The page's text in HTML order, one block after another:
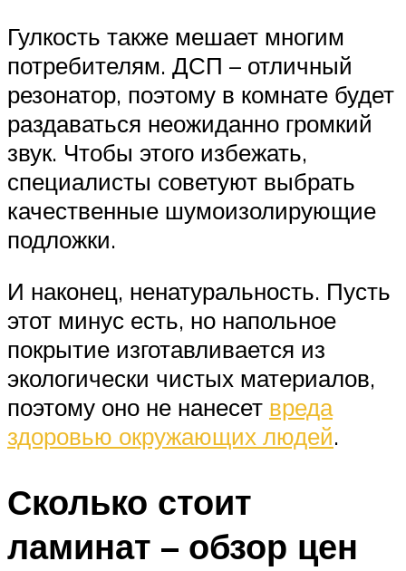
Гулкость также мешает многим
потребителям. ДСП – отличный
резонатор, поэтому в комнате будет
раздаваться неожиданно громкий
звук. Чтобы этого избежать,
специалисты советуют выбрать
качественные шумоизолирующие
подложки.
И наконец, ненатуральность. Пусть
этот минус есть, но напольное
покрытие изготавливается из
экологически чистых материалов,
поэтому оно не нанесет вреда
здоровью окружающих людей.
Сколько стоит
ламинат – обзор цен